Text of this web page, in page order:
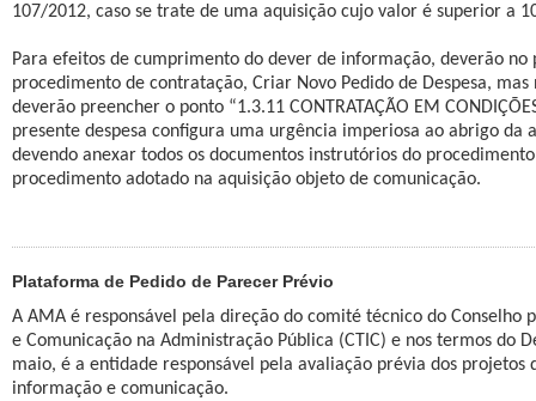
107/2012, caso se trate de uma aquisição cujo valor é superior a
Para efeitos de cumprimento do dever de informação, deverão no
procedimento de contratação, Criar Novo Pedido de Despesa,
deverão preencher o ponto “1.3.11 CONTRATAÇÃO EM
presente despesa configura uma urgência imperiosa ao abrigo da
devendo anexar todos os documentos instrutórios do
procedimento adotado na aquisição objeto de comunicação.
Plataforma de Pedido de Parecer Prévio
A AMA é responsável pela direção do comité técnico do Conselho
e Comunicação na Administração Pública (CTIC) e nos termos do
maio, é a entidade responsável pela avaliação prévia dos projetos
informação e comunicação.